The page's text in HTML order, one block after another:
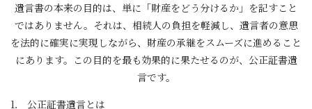
遺言書の本来の目的は、単に「財産をどう分けるか」を記すこと
ではありません。それは、相続人の負担を軽減し、遺言者の意思
を法的に確実に実現しながら、財産の承継をスムーズに進めること
にあります。この目的を最も効果的に果たせるのが、公正証書遺
言です。
1． 公正証書遺言とは